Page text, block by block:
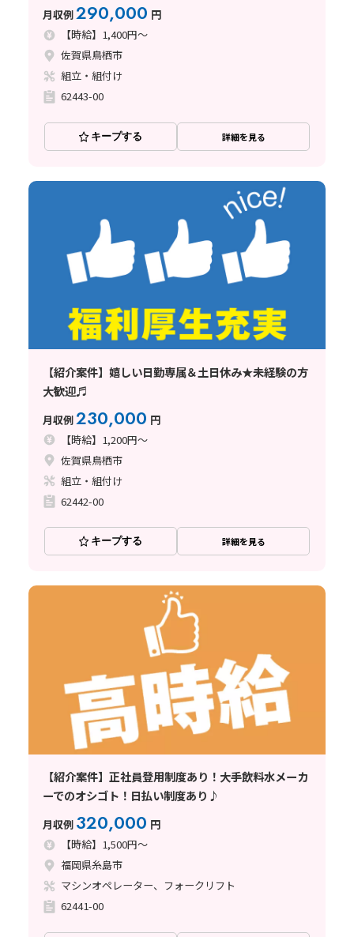
月収例290,000 円
【時給】1,400円～
佐賀県鳥栖市
組立・組付け
62443-00
キープする 詳細を見る
【紹介案件】嬉しい日勤専属＆土日休み★未経験の方
大歓迎♬
月収例230,000 円
【時給】1,200円～
佐賀県鳥栖市
組立・組付け
62442-00
キープする 詳細を見る
【紹介案件】正社員登用制度あり！大手飲料水メーカ
ーでのオシゴト！日払い制度あり♪
月収例 320,000 円
【時給】1,500円～
福岡県糸島市
マシンオペレーター、フォークリフト
62441-00